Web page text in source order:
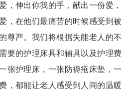
，伸出你我的手，献出一份爱，
，在他们最痛苦的时候感受到被
尊严。我们将根据失能老人的不
要的护理床具和辅具以及护理费
张护理床，一张防褥疮床垫，一
，都能让老人感受到人间的温暖